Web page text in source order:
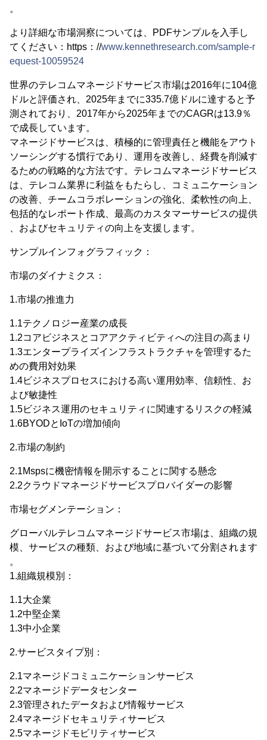
。
より詳細な市場洞察については、PDFサンプルを入手し
てください：https：//www.kennethresearch.com/sample-r
equest-10059524
世界のテレコムマネージドサービス市場は2016年に104億
ドルと評価され、2025年までに335.7億ドルに達すると予
測されており、2017年から2025年までのCAGRは13.9％
で成長しています。
マネージドサービスは、積極的に管理責任と機能をアウト
ソーシングする慣行であり、運用を改善し、経費を削減す
るための戦略的な方法です。テレコムマネージドサービス
は、テレコム業界に利益をもたらし、コミュニケーション
の改善、チームコラボレーションの強化、柔軟性の向上、
包括的なレポート作成、最高のカスタマーサービスの提供
、およびセキュリティの向上を支援します。
サンプルインフォグラフィック：
市場のダイナミクス：
1.市場の推進力
1.1テクノロジー産業の成長
1.2コアビジネスとコアアクティビティへの注目の高まり
1.3エンタープライズインフラストラクチャを管理するた
めの費用対効果
1.4ビジネスプロセスにおける高い運用効率、信頼性、お
よび敏捷性
1.5ビジネス運用のセキュリティに関連するリスクの軽減
1.6BYODとIoTの増加傾向
2.市場の制約
2.1Mspsに機密情報を開示することに関する懸念
2.2クラウドマネージドサービスプロバイダーの影響
市場セグメンテーション：
グローバルテレコムマネージドサービス市場は、組織の規
模、サービスの種類、および地域に基づいて分割されます
。
1.組織規模別：
1.1大企業
1.2中堅企業
1.3中小企業
2.サービスタイプ別：
2.1マネージドコミュニケーションサービス
2.2マネージドデータセンター
2.3管理されたデータおよび情報サービス
2.4マネージドセキュリティサービス
2.5マネージドモビリティサービス